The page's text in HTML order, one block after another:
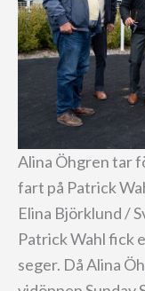
Alina Öhgren tar
fart på Patrick
Elina Björklund /
Patrick Wahl fick
seger. Då Alina